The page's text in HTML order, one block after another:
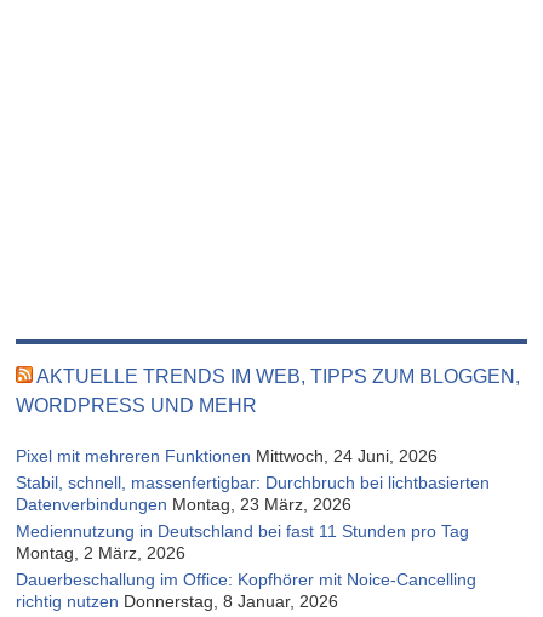
AKTUELLE TRENDS IM WEB, TIPPS ZUM BLOGGEN,
WORDPRESS UND MEHR
Pixel mit mehreren Funktionen Mittwoch, 24 Juni, 2026
Stabil, schnell, massenfertigbar: Durchbruch bei lichtbasierten
Datenverbindungen Montag, 23 März, 2026
Mediennutzung in Deutschland bei fast 11 Stunden pro Tag
Montag, 2 März, 2026
Dauerbeschallung im Office: Kopfhörer mit Noice-Cancelling
richtig nutzen Donnerstag, 8 Januar, 2026